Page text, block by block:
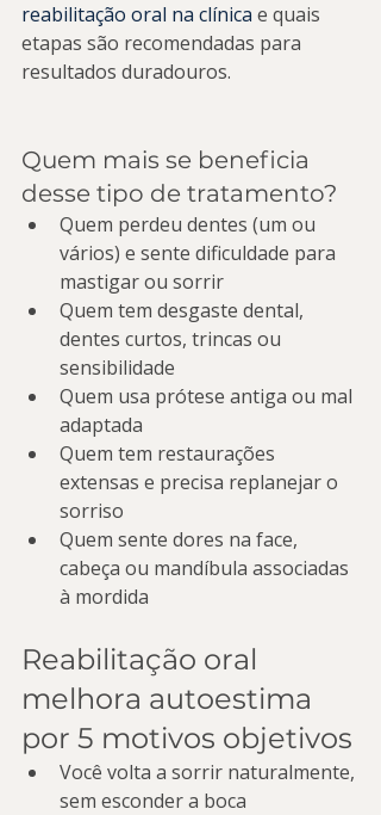
reabilitação oral na clínica e quais
etapas são recomendadas para
resultados duradouros.
Quem mais se beneficia
desse tipo de tratamento?
Quem perdeu dentes (um ou
vários) e sente dificuldade para
mastigar ou sorrir
Quem tem desgaste dental,
dentes curtos, trincas ou
sensibilidade
Quem usa prótese antiga ou mal
adaptada
Quem tem restaurações
extensas e precisa replanejar o
sorriso
Quem sente dores na face,
cabeça ou mandíbula associadas
à mordida
Reabilitação oral
melhora autoestima
por 5 motivos objetivos
Você volta a sorrir naturalmente,
sem esconder a boca